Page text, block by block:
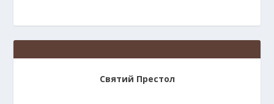
Святий Престол